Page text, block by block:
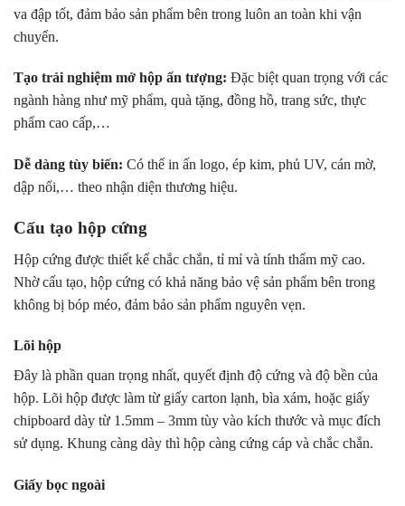
va đập tốt, đảm bảo sản phẩm bên trong luôn an toàn khi vận
chuyển.
Tạo trải nghiệm mở hộp ấn tượng: Đặc biệt quan trọng với các
ngành hàng như mỹ phẩm, quà tặng, đồng hồ, trang sức, thực
phẩm cao cấp,…
Dễ dàng tùy biến: Có thể in ấn logo, ép kim, phủ UV, cán mờ,
dập nổi,… theo nhận diện thương hiệu.
Cấu tạo hộp cứng
Hộp cứng được thiết kế chắc chắn, tỉ mỉ và tính thẩm mỹ cao.
Nhờ cấu tạo, hộp cứng có khả năng bảo vệ sản phẩm bên trong
không bị bóp méo, đảm bảo sản phẩm nguyên vẹn.
Lõi hộp
Đây là phần quan trọng nhất, quyết định độ cứng và độ bền của
hộp. Lõi hộp được làm từ giấy carton lạnh, bìa xám, hoặc giấy
chipboard dày từ 1.5mm – 3mm tùy vào kích thước và mục đích
sử dụng. Khung càng dày thì hộp càng cứng cáp và chắc chắn.
Giấy bọc ngoài